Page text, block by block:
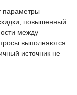
параметры
повышенный
между
выполняются
источник не